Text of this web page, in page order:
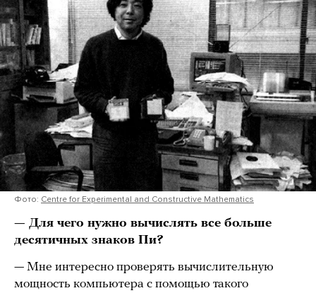
Фото: Centre for Experimental and Constructive Mathematics
— Для чего нужно вычислять все больше
десятичных знаков Пи?
— Мне интересно проверять вычислительную
мощность компьютера с помощью такого